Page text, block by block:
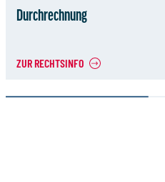
Durchrechnung
ZUR RECHTSINFO